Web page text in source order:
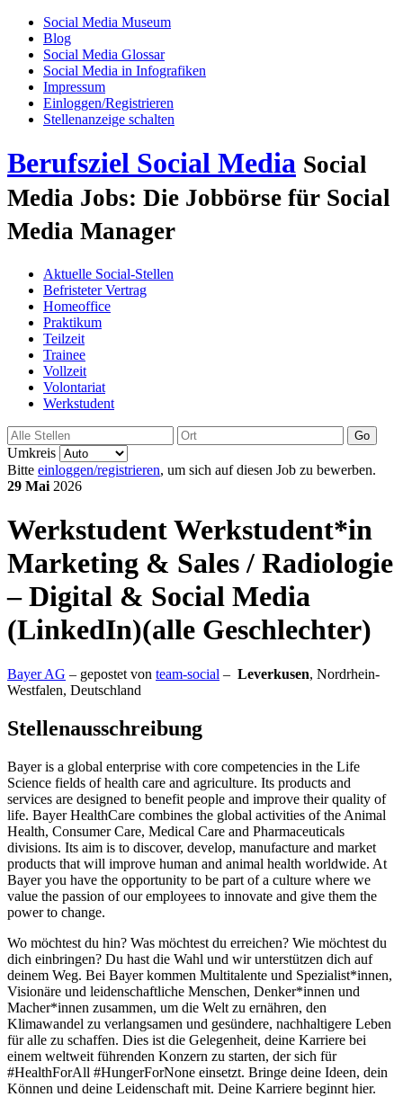
Social Media Museum
Blog
Social Media Glossar
Social Media in Infografiken
Impressum
Einloggen/Registrieren
Stellenanzeige schalten
Berufsziel Social Media Social
Media Jobs: Die Jobbörse für Social
Media Manager
Aktuelle Social-Stellen
Befristeter Vertrag
Homeoffice
Praktikum
Teilzeit
Trainee
Vollzeit
Volontariat
Werkstudent
Go
Umkreis
Bitte einloggen/registrieren, um sich auf diesen Job zu bewerben.
29 Mai 2026
WerkstudentWerkstudent*in
Marketing & Sales / Radiologie
– Digital & Social Media
(LinkedIn)(alle Geschlechter)
Bayer AG – gepostet von team-social – Leverkusen, Nordrhein-
Westfalen, Deutschland
Stellenausschreibung
Bayer is a global enterprise with core competencies in the Life
Science fields of health care and agriculture. Its products and
services are designed to benefit people and improve their quality of
life. Bayer HealthCare combines the global activities of the Animal
Health, Consumer Care, Medical Care and Pharmaceuticals
divisions. Its aim is to discover, develop, manufacture and market
products that will improve human and animal health worldwide. At
Bayer you have the opportunity to be part of a culture where we
value the passion of our employees to innovate and give them the
power to change.
Wo möchtest du hin? Was möchtest du erreichen? Wie möchtest du
dich einbringen? Du hast die Wahl und wir unterstützen dich auf
deinem Weg. Bei Bayer kommen Multitalente und Spezialist*innen,
Visionäre und leidenschaftliche Menschen, Denker*innen und
Macher*innen zusammen, um die Welt zu ernähren, den
Klimawandel zu verlangsamen und gesündere, nachhaltigere Leben
für alle zu schaffen. Dies ist die Gelegenheit, deine Karriere bei
einem weltweit führenden Konzern zu starten, der sich für
#HealthForAll #HungerForNone einsetzt. Bringe deine Ideen, dein
Können und deine Leidenschaft mit. Deine Karriere beginnt hier.